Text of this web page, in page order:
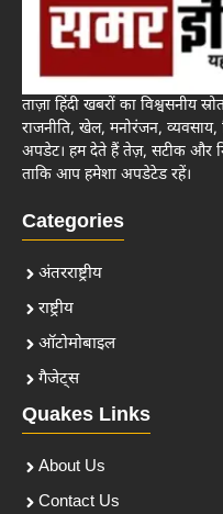
ताज़ा हिंदी खबरों का विश्वसनीय
राजनीति, खेल, मनोरंजन,
अपडेट। हम देते हैं तेज़, सटीक और
ताकि आप हमेशा अपडेटेड रहें।
Categories
अंतरराष्ट्रीय
राष्ट्रीय
ऑटोमोबाइल
गैजेट्स
Quakes Links
About Us
Contact Us